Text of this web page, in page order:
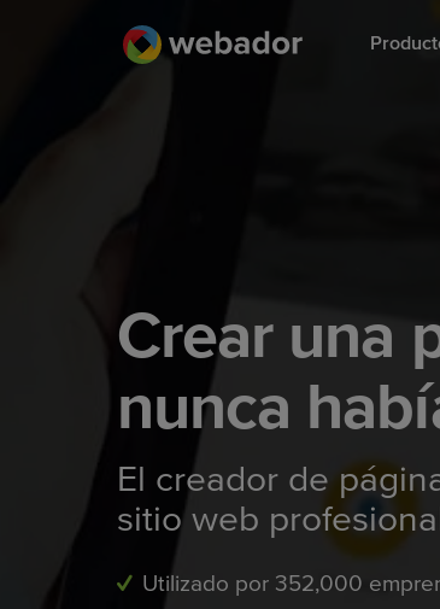
Crear una
nunca
El creador de
sitio web
Utilizado por 352,000